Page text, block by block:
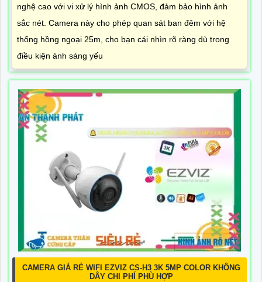
nghệ cao với vi xử lý hình ảnh CMOS, đảm bảo hình ảnh
sắc nét. Camera này cho phép quan sát ban đêm với hệ
thống hồng ngoại 25m, cho bạn cái nhìn rõ ràng dù trong
điều kiện ánh sáng yếu
CAMERA GIÁ RẺ WIFI EZVIZ CS-H3 3K 5MP COLOR KHÔNG
DÂY CHI PHÍ PHÙ HỢP